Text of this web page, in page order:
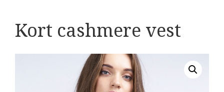
Kort cashmere vest